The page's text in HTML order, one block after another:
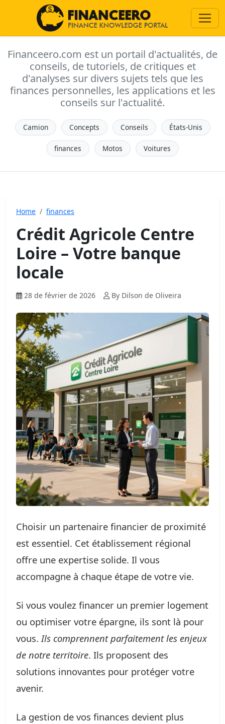
Financeero.com est un portail d'actualités, de
conseils, de tutoriels, de critiques et
d'analyses sur divers sujets tels que les
finances personnelles, les applications et les
conseils sur l'actualité.
Camion Concepts Conseils États-Unis
finances Motos Voitures
Home finances
Crédit Agricole Centre
Loire – Votre banque
locale
28 de février de 2026 By Dilson de Oliveira
Choisir un partenaire financier de proximité
est essentiel. Cet établissement régional
offre une expertise solide. Il vous
accompagne à chaque étape de votre vie.
Si vous voulez financer un premier logement
ou optimiser votre épargne, ils sont là pour
vous.Ils comprennent parfaitement les enjeux
de notre territoire. Ils proposent des
solutions innovantes pour protéger votre
avenir.
La gestion de vos finances devient plus